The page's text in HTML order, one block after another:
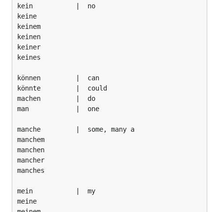
kein           |  no
keine
keinem
keinen
keiner
keines
können         |  can
könnte         |  could
machen         |  do
man            |  one
manche         |  some, many a
manchem
manchen
mancher
manches
mein           |  my
meine